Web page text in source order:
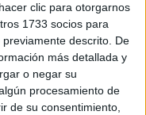
clic para otorgarnos
1733 socios para
descrito. De
más detallada y
o negar su
procesamiento de
de su consentimiento,
a este diario,quien
por la llamada de
él, no tengo ninguna
sentidos”, comentó